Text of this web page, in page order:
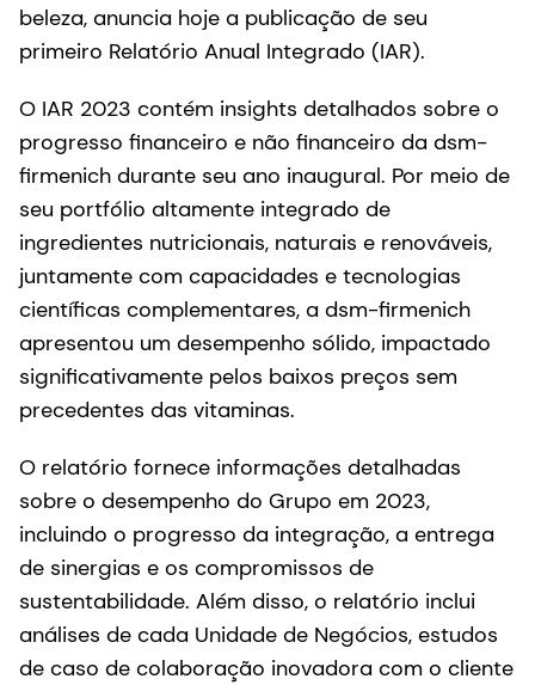
beleza, anuncia hoje a publicação de seu
primeiro Relatório Anual Integrado (IAR).
O IAR 2023 contém insights detalhados sobre o
progresso financeiro e não financeiro da dsm-
firmenich durante seu ano inaugural. Por meio de
seu portfólio altamente integrado de
ingredientes nutricionais, naturais e renováveis,
juntamente com capacidades e tecnologias
científicas complementares, a dsm-firmenich
apresentou um desempenho sólido, impactado
significativamente pelos baixos preços sem
precedentes das vitaminas.
O relatório fornece informações detalhadas
sobre o desempenho do Grupo em 2023,
incluindo o progresso da integração, a entrega
de sinergias e os compromissos de
sustentabilidade. Além disso, o relatório inclui
análises de cada Unidade de Negócios, estudos
de caso de colaboração inovadora com o cliente